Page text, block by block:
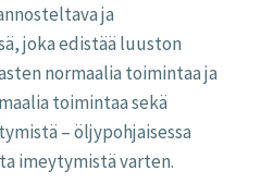
ja
joka edistää luuston
normaalia toimintaa ja
toimintaa sekä
– öljypohjaisessa
imeytymistä varten.